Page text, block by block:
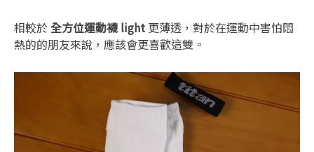
相較於全方位運動襪 light 更薄透，對於在運動中害怕悶
熱的的朋友來說，應該會更喜歡這雙。